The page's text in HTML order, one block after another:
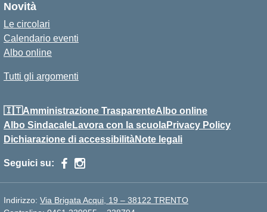
Novità
Le circolari
Calendario eventi
Albo online
Tutti gli argomenti
🇮🇹Amministrazione TrasparenteAlbo online
Albo SindacaleLavora con la scuolaPrivacy Policy
Dichiarazione di accessibilitàNote legali
Seguici su:
Indirizzo: Via Brigata Acqui, 19 – 38122 TRENTO